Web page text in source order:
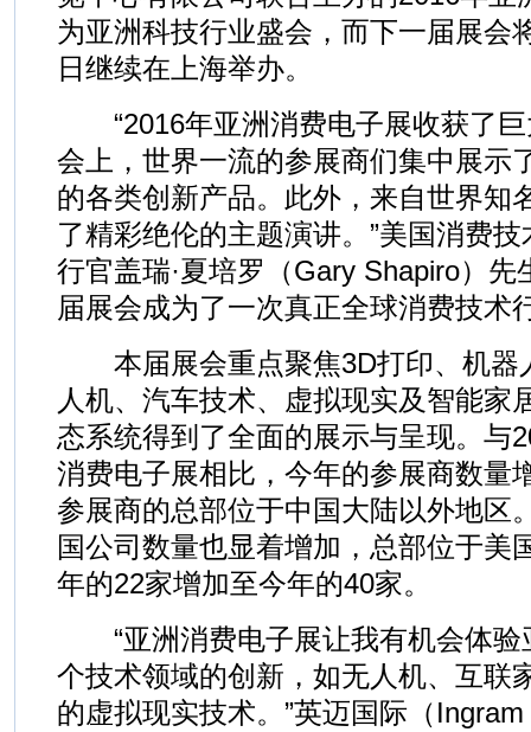
为亚洲科技行业盛会，而下一届展会
日继续在上海举办。
“2016年亚洲消费电子展收获了巨
会上，世界一流的参展商们集中展示
的各类创新产品。此外，来自世界知
了精彩绝伦的主题演讲。”美国消费
行官盖瑞·夏培罗（Gary Shapiro）先
届展会成为了一次真正全球消费技术
本届展会重点聚焦3D打印、机器
人机、汽车技术、虚拟现实及智能家
态系统得到了全面的展示与呈现。与
消费电子展相比，今年的参展商数量
参展商的总部位于中国大陆以外地区
国公司数量也显着增加，总部位于美
年的22家增加至今年的40家。
“亚洲消费电子展让我有机会体验
个技术领域的创新，如无人机、互联
的虚拟现实技术。”英迈国际（